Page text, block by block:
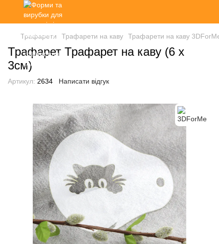
Трафарети Трафарети на каву Трафарети на каву
Трафарет Трафарет на каву (6 х
3см)
Артикул: 2634 Написати відгук